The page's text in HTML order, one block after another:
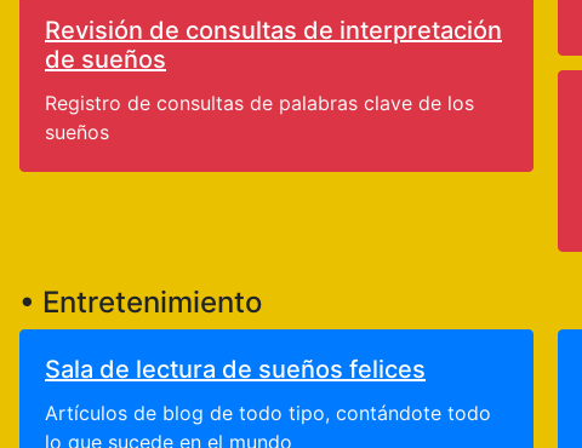
Revisión de consultas de interpretación
de sueños
Registro de consultas de palabras clave de los
sueños
• Entretenimiento
Sala de lectura de sueños felices
Artículos de blog de todo tipo, contándote todo
lo que sucede en el mundo